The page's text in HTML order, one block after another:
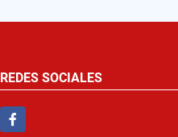
REDES SOCIALES
Facebook